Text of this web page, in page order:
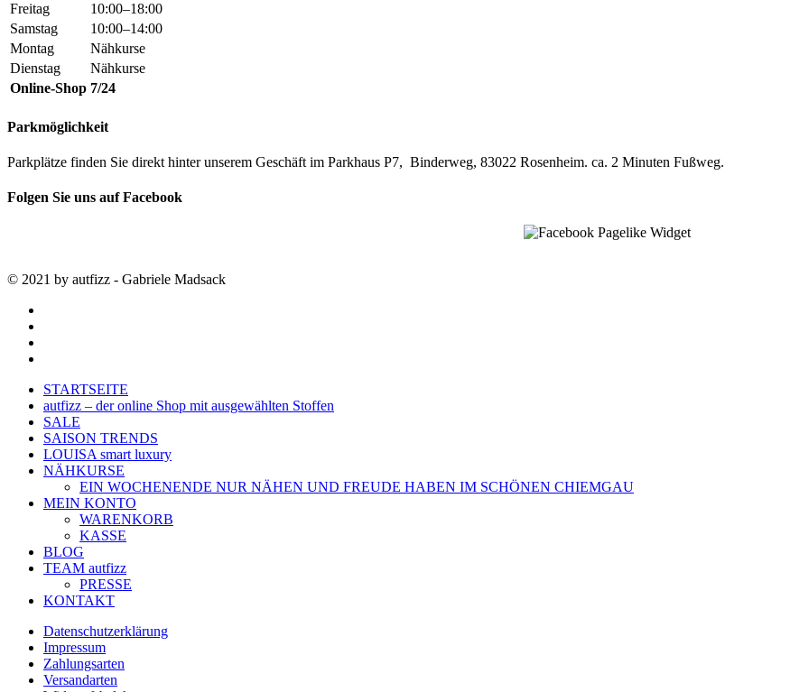
Freitag
10:00–18:00
Samstag
10:00–14:00
Montag
Nähkurse
Dienstag
Nähkurse
Online-Shop 7/24
Parkmöglichkeit
Parkplätze finden Sie direkt hinter unserem Geschäft im Parkhaus P7, Binderweg, 83022 Rosenheim. ca. 2 Minuten Fußweg.
Folgen Sie uns auf Facebook
© 2021 by autfizz - Gabriele Madsack
Close
Menu
STARTSEITE
autfizz – der online Shop mit ausgewählten Stoffen
SALE
SAISON TRENDS
LOUISA smart luxury
NÄHKURSE
EIN WOCHENENDE NUR NÄHEN UND FREUDE HABEN IM SCHÖNEN CHIEMGAU
MEIN KONTO
WARENKORB
KASSE
BLOG
TEAM autfizz
PRESSE
KONTAKT
Datenschutzerklärung
Impressum
Zahlungsarten
Versandarten